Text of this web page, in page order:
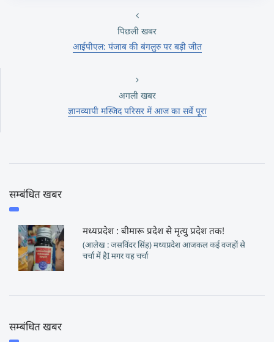
पिछली खबर
आईपीएल: पंजाब की बंगलुरु पर बड़ी जीत
अगली खबर
ज्ञानव्यापी मस्जिद परिसर में आज का सर्वे पूरा
सम्बंधित खबर
मध्यप्रदेश : बीमारू प्रदेश से मृत्यु प्रदेश तक!
(आलेख : जसविंदर सिंह) मध्यप्रदेश आजकल कई वजहों से
चर्चा में हैI मगर यह चर्चा
सम्बंधित खबर